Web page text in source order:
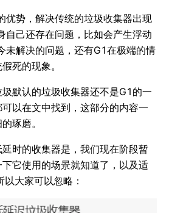
优势，解决传统的垃圾收集器出现
自己还存在问题，比如会产生浮动
未解决的问题，还有G1在极端的情
死的现象。
默认的垃圾收集器还不是G1的一
以在文中找到，这部分的内容一
琢磨。
时的收集器是，我们现在阶段暂
它使用的场景就知道了，以及适
大家可以忽略：